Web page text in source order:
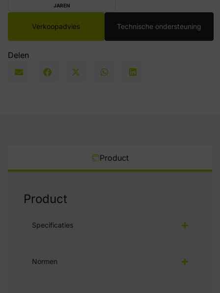
JAREN
Verkoopadvies Technische ondersteuning
Delen
Product
Product
Specificaties
Normen